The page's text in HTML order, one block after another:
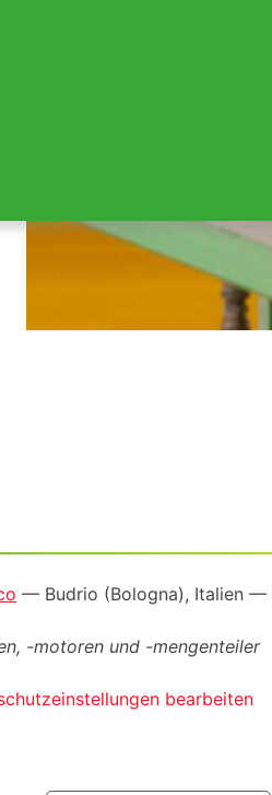
— Budrio (Bologna), Italien —
-motoren und -mengenteiler
bearbeiten